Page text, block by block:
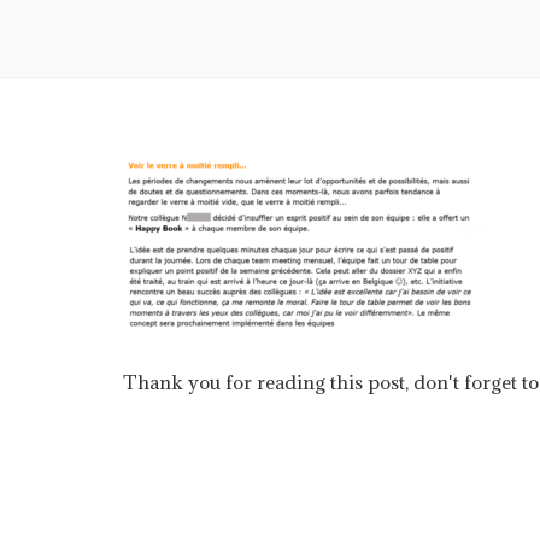
Thank you for reading this post, don't forget